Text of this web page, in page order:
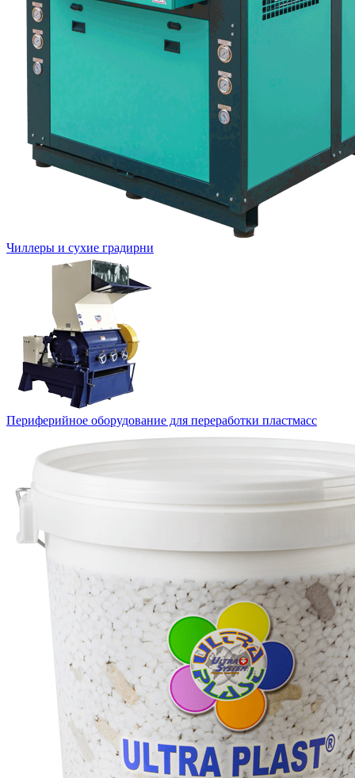
Чиллеры и сухие градирни
Периферийное оборудование для переработки пластмасс